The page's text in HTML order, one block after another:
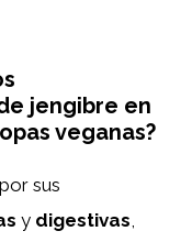
jengibre en
veganas?
sus
y digestivas,